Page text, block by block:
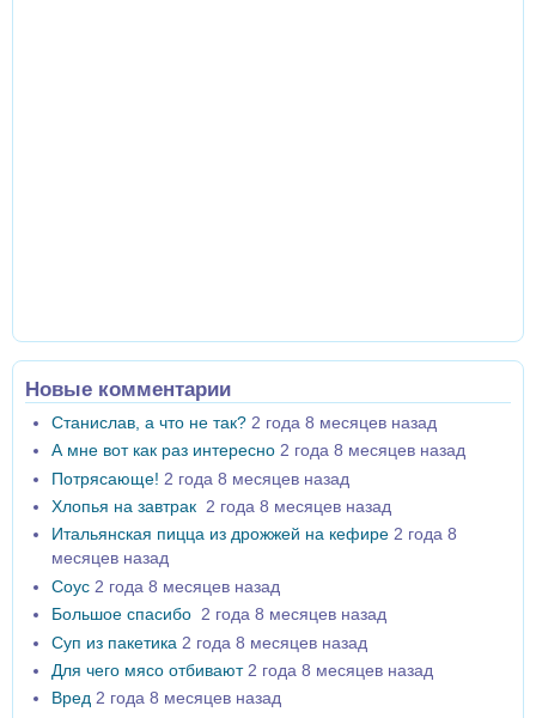
Новые комментарии
Станислав, а что не так? 2 года 8 месяцев назад
А мне вот как раз интересно 2 года 8 месяцев назад
Потрясающе! 2 года 8 месяцев назад
Хлопья на завтрак 2 года 8 месяцев назад
Итальянская пицца из дрожжей на кефире 2 года 8
месяцев назад
Соус 2 года 8 месяцев назад
Большое спасибо 2 года 8 месяцев назад
Суп из пакетика 2 года 8 месяцев назад
Для чего мясо отбивают 2 года 8 месяцев назад
Вред 2 года 8 месяцев назад